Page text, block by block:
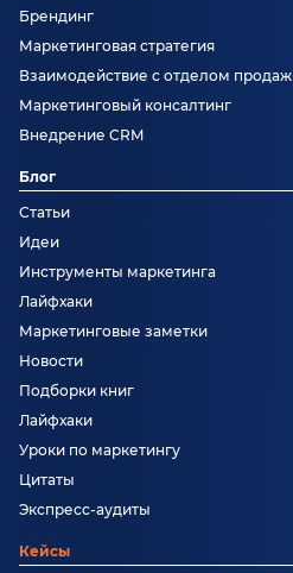
Брендинг
Маркетинговая стратегия
Взаимодействие с отделом продаж
Маркетинговый консалтинг
Внедрение CRM
Блог
Статьи
Идеи
Инструменты маркетинга
Лайфхаки
Маркетинговые заметки
Новости
Подборки книг
Лайфхаки
Уроки по маркетингу
Цитаты
Экспресс-аудиты
Кейсы